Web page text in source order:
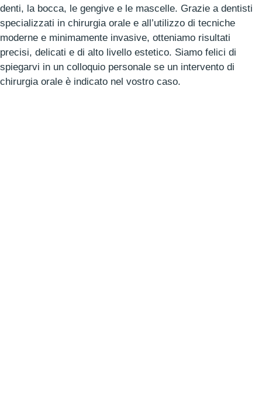
denti, la bocca, le gengive e le mascelle. Grazie a dentisti
specializzati in chirurgia orale e all’utilizzo di tecniche
moderne e minimamente invasive, otteniamo risultati
precisi, delicati e di alto livello estetico. Siamo felici di
spiegarvi in un colloquio personale se un intervento di
chirurgia orale è indicato nel vostro caso.